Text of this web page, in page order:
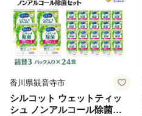
香川県観音寺市
シルコット ウェットティッ
シュ ノンアルコール除菌詰